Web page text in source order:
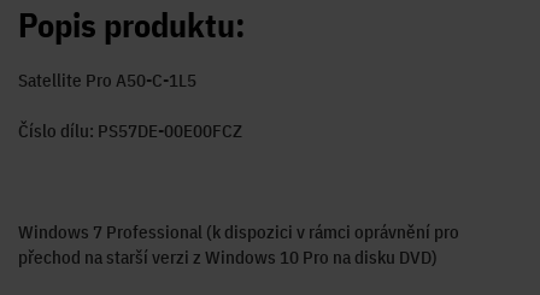
Popis produktu:
Satellite Pro A50-C-1L5
Číslo dílu: PS57DE-00E00FCZ
Windows 7 Professional (k dispozici v rámci oprávnění pro
přechod na starší verzi z Windows 10 Pro na disku DVD)